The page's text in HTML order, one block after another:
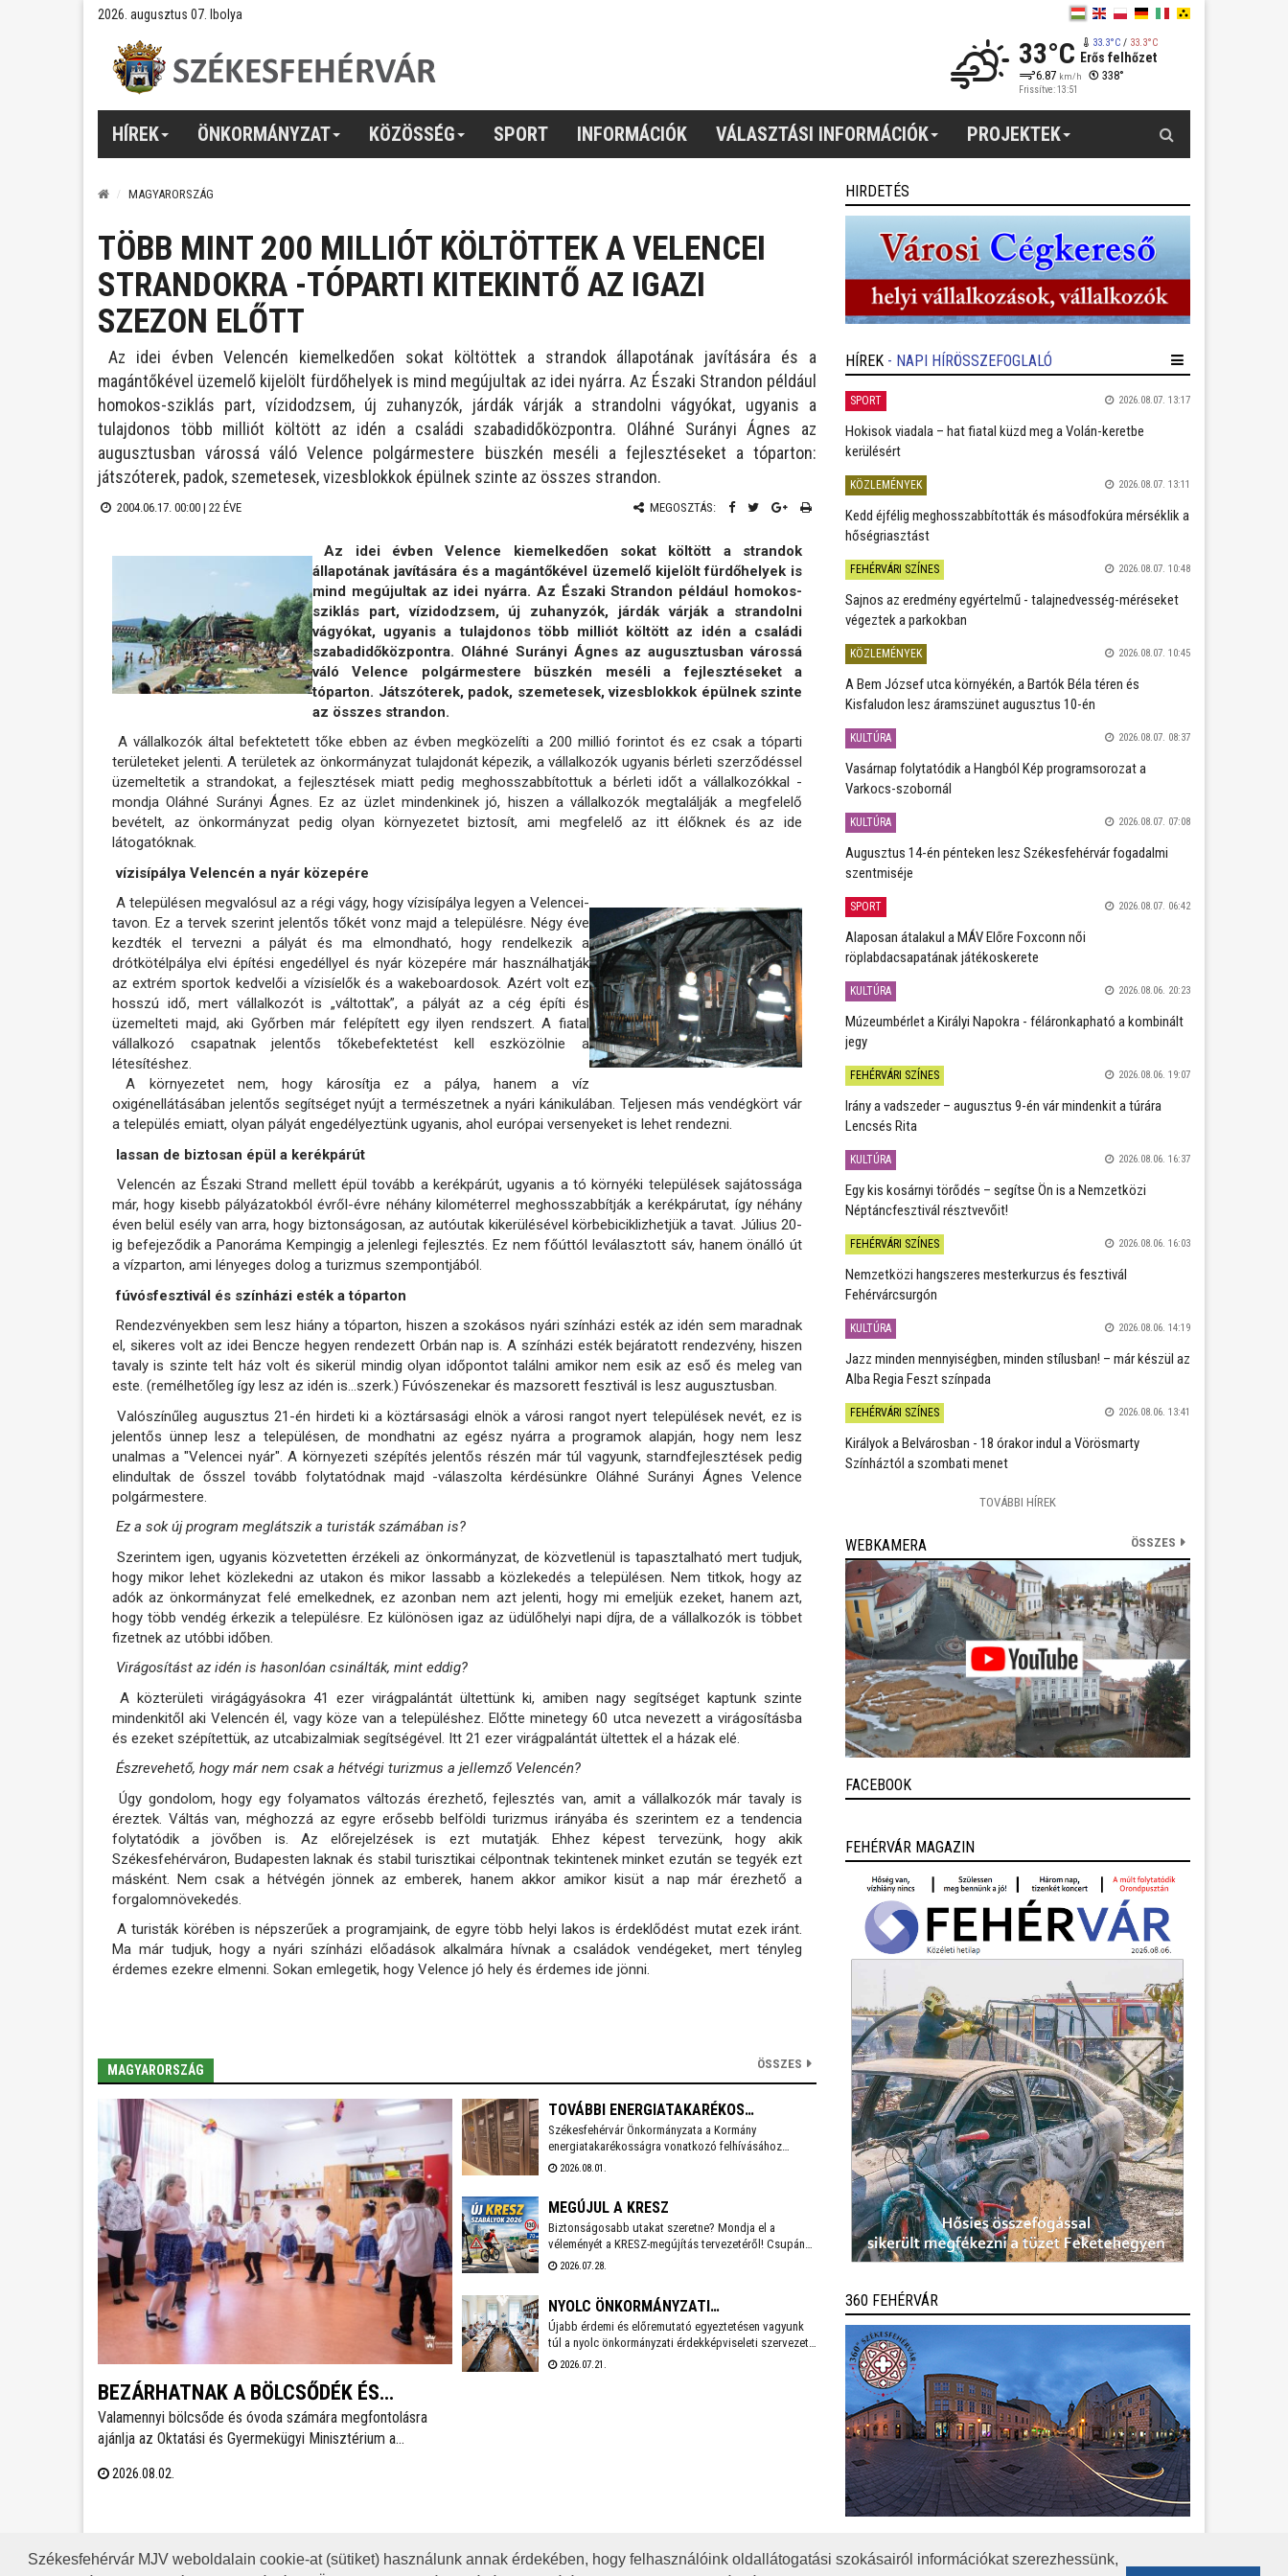
Székesfehérvár MJV weboldalain cookie-at (sütiket) használunk annak érdekében, hogy felhasználóink oldallátogatási szokásairól információkat szerezhessünk,
2026. augusztus 07. Ibolya
33°C 33.3°C/ 33.3°C
Erős felhőzet
6.87 km/h 338°
Frissítve: 13:51
HÍREK ÖNKORMÁNYZAT KÖZÖSSÉG SPORT INFORMÁCIÓK VÁLASZTÁSI INFORMÁCIÓK PROJEKTEK
MAGYARORSZÁG
TÖBB MINT 200 MILLIÓT KÖLTÖTTEK A VELENCEI
STRANDOKRA -TÓPARTI KITEKINTŐ AZ IGAZI
SZEZON ELŐTT
Az idei évben Velencén kiemelkedően sokat költöttek a strandok állapotának javítására és a
magántőkével üzemelő kijelölt fürdőhelyek is mind megújultak az idei nyárra. Az Északi Strandon például
homokos-sziklás part, vízidodzsem, új zuhanyzók, járdák várják a strandolni vágyókat, ugyanis a
tulajdonos több milliót költött az idén a családi szabadidőközpontra. Oláhné Surányi Ágnes az
augusztusban várossá váló Velence polgármestere büszkén meséli a fejlesztéseket a tóparton:
játszóterek, padok, szemetesek, vizesblokkok épülnek szinte az összes strandon.
2004.06.17. 00:00 | 22 ÉVE MEGOSZTÁS:
Az idei évben Velence kiemelkedően sokat költött a strandok
állapotának javítására és a magántőkével üzemelő kijelölt fürdőhelyek is
mind megújultak az idei nyárra. Az Északi Strandon például homokos-
sziklás part, vízidodzsem, új zuhanyzók, járdák várják a strandolni
vágyókat, ugyanis a tulajdonos több milliót költött az idén a családi
szabadidőközpontra. Oláhné Surányi Ágnes az augusztusban várossá
váló Velence polgármestere büszkén meséli a fejlesztéseket a
tóparton. Játszóterek, padok, szemetesek, vizesblokkok épülnek szinte
az összes strandon.
A vállalkozók által befektetett tőke ebben az évben megközelíti a 200 millió forintot és ez csak a tóparti
területeket jelenti. A területek az önkormányzat tulajdonát képezik, a vállalkozók ugyanis bérleti szerződéssel
üzemeltetik a strandokat, a fejlesztések miatt pedig meghosszabbítottuk a bérleti időt a vállalkozókkal -
mondja Oláhné Surányi Ágnes. Ez az üzlet mindenkinek jó, hiszen a vállalkozók megtalálják a megfelelő
bevételt, az önkormányzat pedig olyan környezetet biztosít, ami megfelelő az itt élőknek és az ide
látogatóknak.
vízisípálya Velencén a nyár közepére
A településen megvalósul az a régi vágy, hogy vízisípálya legyen a Velencei-
tavon. Ez a tervek szerint jelentős tőkét vonz majd a településre. Négy éve
kezdték el tervezni a pályát és ma elmondható, hogy rendelkezik a
drótkötélpálya elvi építési engedéllyel és nyár közepére már használhatják
az extrém sportok kedvelői a vízisíelők és a wakeboardosok. Azért volt ez
hosszú idő, mert vállalkozót is „váltottak”, a pályát az a cég építi és
üzemelteti majd, aki Győrben már felépített egy ilyen rendszert. A fiatal
vállalkozó csapatnak jelentős tőkebefektetést kell eszközölnie a
létesítéshez.
A környezetet nem, hogy károsítja ez a pálya, hanem a víz
oxigénellátásában jelentős segítséget nyújt a természetnek a nyári kánikulában. Teljesen más vendégkört vár
a település emiatt, olyan pályát engedélyeztünk ugyanis, ahol európai versenyeket is lehet rendezni.
lassan de biztosan épül a kerékpárút
Velencén az Északi Strand mellett épül tovább a kerékpárút, ugyanis a tó környéki települések sajátossága
már, hogy kisebb pályázatokból évről-évre néhány kilométerrel meghosszabbítják a kerékpárutat, így néhány
éven belül esély van arra, hogy biztonságosan, az autóutak kikerülésével körbebiciklizhetjük a tavat. Július 20-
ig befejeződik a Panoráma Kempingig a jelenlegi fejlesztés. Ez nem főúttól leválasztott sáv, hanem önálló út
a vízparton, ami lényeges dolog a turizmus szempontjából.
fúvósfesztivál és színházi esték a tóparton
Rendezvényekben sem lesz hiány a tóparton, hiszen a szokásos nyári színházi esték az idén sem maradnak
el, sikeres volt az idei Bencze hegyen rendezett Orbán nap is. A színházi esték bejáratott rendezvény, hiszen
tavaly is szinte telt ház volt és sikerül mindig olyan időpontot találni amikor nem esik az eső és meleg van
este. (remélhetőleg így lesz az idén is…szerk.) Fúvószenekar és mazsorett fesztivál is lesz augusztusban.
Valószínűleg augusztus 21-én hirdeti ki a köztársasági elnök a városi rangot nyert települések nevét, ez is
jelentős ünnep lesz a településen, de mondhatni az egész nyárra a programok alapján, hogy nem lesz
unalmas a "Velencei nyár". A környezeti szépítés jelentős részén már túl vagyunk, starndfejlesztések pedig
elindultak de ősszel tovább folytatódnak majd -válaszolta kérdésünkre Oláhné Surányi Ágnes Velence
polgármestere.
Ez a sok új program meglátszik a turisták számában is?
Szerintem igen, ugyanis közvetetten érzékeli az önkormányzat, de közvetlenül is tapasztalható mert tudjuk,
hogy mikor lehet közlekedni az utakon és mikor lassabb a közlekedés a településen. Nem titkok, hogy az
adók az önkormányzat felé emelkednek, ez azonban nem azt jelenti, hogy mi emeljük ezeket, hanem azt,
hogy több vendég érkezik a településre. Ez különösen igaz az üdülőhelyi napi díjra, de a vállalkozók is többet
fizetnek az utóbbi időben.
Virágosítást az idén is hasonlóan csinálták, mint eddig?
A közterületi virágágyásokra 41 ezer virágpalántát ültettünk ki, amiben nagy segítséget kaptunk szinte
mindenkitől aki Velencén él, vagy köze van a településhez. Előtte minetegy 60 utca nevezett a virágosításba
és ezeket szépítettük, az utcabizalmiak segítségével. Itt 21 ezer virágpalántát ültettek el a házak elé.
Észrevehető, hogy már nem csak a hétvégi turizmus a jellemző Velencén?
Úgy gondolom, hogy egy folyamatos változás érezhető, fejlesztés van, amit a vállalkozók már tavaly is
éreztek. Váltás van, méghozzá az egyre erősebb belföldi turizmus irányába és szerintem ez a tendencia
folytatódik a jövőben is. Az előrejelzések is ezt mutatják. Ehhez képest tervezünk, hogy akik
Székesfehérváron, Budapesten laknak és stabil turisztikai célpontnak tekintenek minket ezután se tegyék ezt
másként. Nem csak a hétvégén jönnek az emberek, hanem akkor amikor kisüt a nap már érezhető a
forgalomnövekedés.
A turisták körében is népszerűek a programjaink, de egyre több helyi lakos is érdeklődést mutat ezek iránt.
Ma már tudjuk, hogy a nyári színházi előadások alkalmára hívnak a családok vendégeket, mert tényleg
érdemes ezekre elmenni. Sokan emlegetik, hogy Velence jó hely és érdemes ide jönni.
MAGYARORSZÁG ÖSSZES
BEZÁRHATNAK A BÖLCSŐDÉK ÉS
ÓVODÁK
Valamennyi bölcsőde és óvoda számára megfontolásra
ajánlja az Oktatási és Gyermekügyi Minisztérium a
tájékoztatott Lannert Judit oktatási és gyermekügyi
2026.08.02.
TOVÁBBI ENERGIATAKARÉKOS
INTÉZKEDÉSEKET VEZET BE
SZÉKESFEHÉRVÁR
Székesfehérvár Önkormányzata a Kormány
energiatakarékosságra vonatkozó felhívásához
csatlakozva több intézkedést vezet be a
biztosítása mellett mérséklődjön az
energiafelhasználás, és a munkavállalók számára is
biztonságos munkakörnyezetet lehessen fenntartani.
2026.08.01.
MEGÚJUL A KRESZ
Biztonságosabb utakat szeretne? Mondja el a
véleményét a KRESZ-megújítás tervezetéről! Csupán
10-15 percet vesz igénybe a Közlekedési és
használatának kérdéskörét is érinti. A válaszadás
anonim és önkéntes.
2026.07.28.
NYOLC ÖNKORMÁNYZATI
ÉRDEKKÉPVISELET KÖZÖSEN KÉSZÍT
SZAKPOLITIKAI JAVASLATCSOMAGOT
Újabb érdemi és előremutató egyeztetésen vagyunk
túl a nyolc önkormányzati érdekképviseleti szervezet
vezetőivel a készülő közös, össz-szövetségi
2026.07.21.
HIRDETÉS
HÍREK - NAPI HÍRÖSSZEFOGLALÓ
SPORT 2026.08.07. 13:17
Hokisok viadala – hat fiatal küzd meg a Volán-keretbe
kerülésért
KÖZLEMÉNYEK 2026.08.07. 13:11
Kedd éjfélig meghosszabbították és másodfokúra mérséklik a
hőségriasztást
FEHÉRVÁRI SZÍNES 2026.08.07. 10:48
Sajnos az eredmény egyértelmű - talajnedvesség-méréseket
végeztek a parkokban
KÖZLEMÉNYEK 2026.08.07. 10:45
A Bem József utca környékén, a Bartók Béla téren és
Kisfaludon lesz áramszünet augusztus 10-én
KULTÚRA 2026.08.07. 08:37
Vasárnap folytatódik a Hangból Kép programsorozat a
Varkocs-szobornál
KULTÚRA 2026.08.07. 07:08
Augusztus 14-én pénteken lesz Székesfehérvár fogadalmi
szentmiséje
SPORT 2026.08.07. 06:42
Alaposan átalakul a MÁV Előre Foxconn női
röplabdacsapatának játékoskerete
KULTÚRA 2026.08.06. 20:23
Múzeumbérlet a Királyi Napokra - féláronkapható a kombinált
jegy
FEHÉRVÁRI SZÍNES 2026.08.06. 19:07
Irány a vadszeder – augusztus 9-én vár mindenkit a túrára
Lencsés Rita
KULTÚRA 2026.08.06. 16:37
Egy kis kosárnyi törődés – segítse Ön is a Nemzetközi
Néptáncfesztivál résztvevőit!
FEHÉRVÁRI SZÍNES 2026.08.06. 16:03
Nemzetközi hangszeres mesterkurzus és fesztivál
Fehérvárcsurgón
KULTÚRA 2026.08.06. 14:19
Jazz minden mennyiségben, minden stílusban! – már készül az
Alba Regia Feszt színpada
FEHÉRVÁRI SZÍNES 2026.08.06. 13:41
Királyok a Belvárosban - 18 órakor indul a Vörösmarty
Színháztól a szombati menet
TOVÁBBI HÍREK
WEBKAMERA ÖSSZES
FACEBOOK
FEHÉRVÁR MAGAZIN
360 FEHÉRVÁR
RSS A HONLAP 2017.03.31-I ÁLLAPOTA JOGI NYILATKOZAT IMPRESSZUM MÉDIAAJÁNLAT KÖZÉRDEKŰ ADATOK ADATVÉDELEM